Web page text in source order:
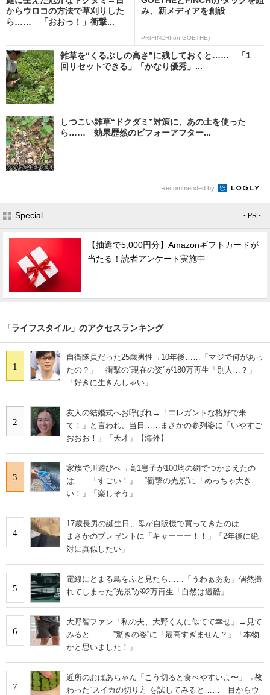
からウロコの方法で草刈りした
ら…… 「おおっ！」衝撃...
み、新メディアを創設
PR(FINCHI on GOETHE)
雑草を“くるぶしの高さ”に残しておくと…… 「1
回リセットできる」「かなり優秀」...
しつこい雑草“ドクダミ”対策に、あの土を使った
ら…… 効果歴然のビフォーアフター...
Recommended by
Special - PR -
【抽選で5,000円分】Amazonギフトカードが
当たる！読者アンケート実施中
「ライフスタイル」のアクセスランキング
1
自衛隊員だった25歳男性→10年後……「マジで何があっ
たの？」 衝撃の“現在の姿”が180万再生「別人…？」
「好きに生きんしゃい」
2
友人の結婚式へお呼ばれ→「エレガントな格好で来
て！」と言われ、当日……まさかの参列姿に「いやすご
おおお！」「天才」【海外】
3
家族で川遊びへ→高1息子が100均の網でつかまえたの
は……「すごい！」 “衝撃の光景”に「めっちゃ大き
い！」「楽しそう」
4
17歳長男の誕生日、母が自販機で買ってきたのは……
まさかのプレゼントに「キャーーー！！」「2年後に絶
対に真似したい」
5
電線にとまる鳥をふと見たら……「うわぁああ」偶然撮
れてしまった“光景”が92万再生「自然は過酷」
6
大野智ファン「私の夫、大野くんに似てて幸せ」→見て
みると…… ‟驚きの姿”に「最高すぎません？」「本物
かと思いました！」
7
近所のおばあちゃん「こう切ると食べやすいよ〜」→教
わった“スイカの切り方”を試してみると…… 目からウ